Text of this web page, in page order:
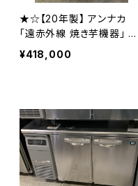
★☆【20年製】 アンナカ
「遠赤外線 焼き芋機器」 NE
Y-11W ほくほく君 本格石焼
き芋 2段式 ☆★
¥418,000